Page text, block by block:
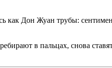
как Дон Жуан трубы:
в пальцах, снова